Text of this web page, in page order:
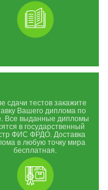
сдачи тестов закажите
Вашего диплома по
Все выданные дипломы
в государственный
ФИС ФРДО. Доставка
в любую точку мира
бесплатная.